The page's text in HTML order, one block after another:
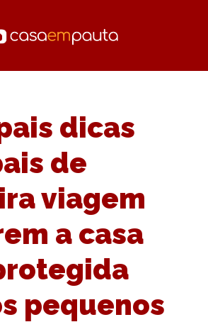
dicas
de
viagem
a casa
pequenos